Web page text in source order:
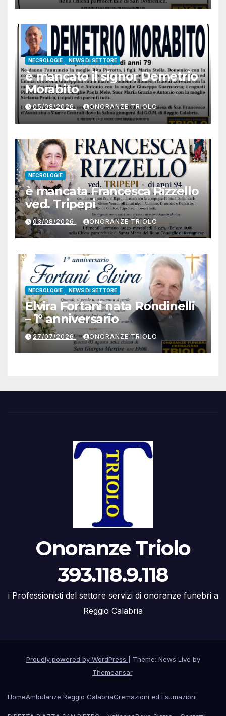
NECROLOGIE NEWS DI SETTORE
è mancato il signor Demetrio
Morabito
05/08/2026 ONORANZE TRIOLO
NECROLOGIE
è mancata Francesca Rizzello
ved. Tripepi
03/08/2026 ONORANZE TRIOLO
NECROLOGIE NEWS DI SETTORE
Elvira Fortani nata Rondinelli
– 1° anniversario
27/07/2026 ONORANZE TRIOLO
Onoranze Triolo
393.118.9.118
i Professionisti del settore servizi di onoranze funebri a
Reggio Calabria
Proudly powered by WordPress
Theme: News Live by
Themeansar.
HomeAmbulanze Reggio CalabriaCremazioni ed Esumazioni